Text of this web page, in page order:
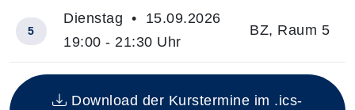
Insgesamt gibt es 5 Termine zum diesen Kurs
5
Dienstag • 15.09.2026
19:00 - 21:30 Uhr
BZ, Raum 5
Download der Kurstermine im .ics-